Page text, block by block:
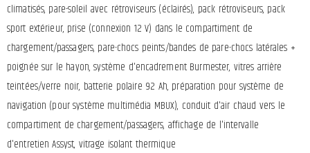
climatisés, pare-soleil avec rétroviseurs (éclairés), pack rétroviseurs, pack
sport extérieur, prise (connexion 12 V) dans le compartiment de
chargement/passagers, pare-chocs peints/bandes de pare-chocs latérales +
poignée sur le hayon, système d'encadrement Burmester, vitres arrière
teintées/verre noir, batterie polaire 92 Ah, préparation pour système de
navigation (pour système multimédia MBUX), conduit d'air chaud vers le
compartiment de chargement/passagers, affichage de l'intervalle
d'entretien Assyst, vitrage isolant thermique